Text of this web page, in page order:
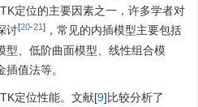
定位的主要因素之一，许多学者对
讨[20-21] ，常见的内插模型主要包括
型、低阶曲面模型、线性组合模
值法等。
定位性能。文献[9]比较分析了